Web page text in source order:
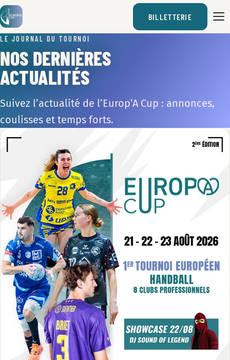
BILLETTERIE
LE JOURNAL DU TOURNOI
NOS DERNIÈRES
ACTUALITÉS
Suivez l’actualité de l’Europ’A Cup : annonces,
coulisses et temps forts.